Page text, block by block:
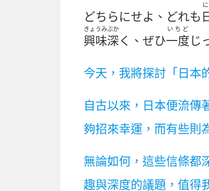
どちらにせよ、どれも
興味
きょうみ
深
ぶか
く、ぜひ一度
いちど
じ
今天，我將探討「日本
自古以來，日本便流傳
夠招來幸運，而有些則
無論如何，這些信條都
趣與深度的議題，值得